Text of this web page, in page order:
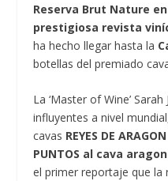
Reserva Brut Nature
prestigiosa revista
ha hecho llegar hasta la
botellas del premiado
La ‘Master of Wine’
influyentes a nivel
cavas REYES DE
PUNTOS al cava
el primer reportaje que la